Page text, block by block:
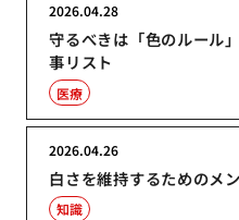
守るべきは「色のルール
事リスト
2026.04.28
医療
白さを維持するためのメ
2026.04.26
知識